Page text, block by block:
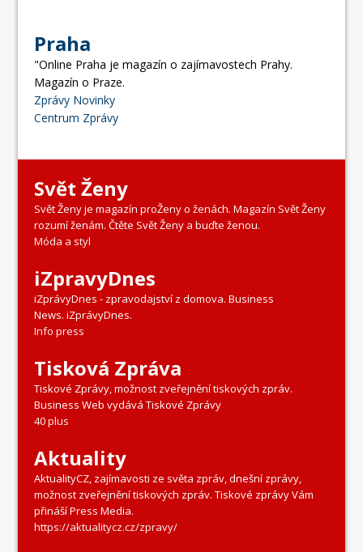
Praha
"Online Praha je magazín o zajímavostech Prahy.
Magazín o Praze.
Zprávy Novinky
Centrum Zprávy
Svět Ženy
Svět Ženy je magazín proŽeny o ženách. Magazín Svět Ženy
rozumí ženám. Čtěte Svět Ženy a buďte ženou.
Móda a styl
iZpravyDnes
iZprávyDnes - zpravodajství z domova. Business
News. iZprávyDnes.
Info press
Tisková Zpráva
Tiskové Zprávy, možnost zveřejnění tiskových zpráv.
Business Web vydává Tiskové Zprávy
40 plus
Aktuality
AktualityCZ, zajímavosti ze světa zpráv, dnešní zprávy,
možnost zveřejnění tiskových zpráv. Tiskové zprávy Vám
přináší Press Media.
https://aktualitycz.cz/zpravy/